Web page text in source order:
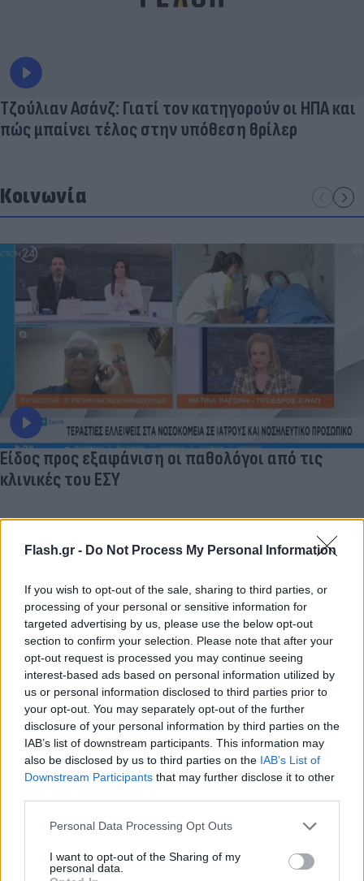
Flash.gr - Do Not Process My Personal Information
If you wish to opt-out of the sale, sharing to third parties, or
processing of your personal or sensitive information for
targeted advertising by us, please use the below opt-out
section to confirm your selection. Please note that after your
opt-out request is processed you may continue seeing
interest-based ads based on personal information utilized by
us or personal information disclosed to third parties prior to
your opt-out. You may separately opt-out of the further
disclosure of your personal information by third parties on the
IAB’s list of downstream participants. This information may
also be disclosed by us to third parties on the IAB’s List of
Downstream Participants that may further disclose it to other
Please note that this website/app uses one or more Google
not limited to your visit or usage behaviour. You may click to
grant or deny consent to Google and its third-party tags to
Personal Data Processing Opt Outs
I want to opt-out of the Sharing of my
personal data.
Τζούλιαν Ασάνζ: Γιατί τον κατηγορούν οι ΗΠΑ και
πώς μπαίνει τέλος στην υπόθεση θρίλερ
Κοινωνία
Είδος προς εξαφάνιση οι παθολόγοι από τις
κλινικές του ΕΣΥ
Lifestyle Videos